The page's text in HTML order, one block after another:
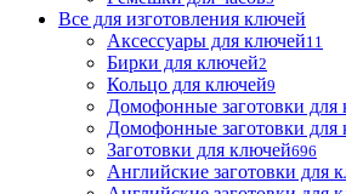
Все для изготовления ключей
Аксессуары для ключей11
Бирки для ключей2
Кольцо для ключей9
Домофонные заготовки для
Домофонные заготовки для
Заготовки для ключей696
Английские заготовки для